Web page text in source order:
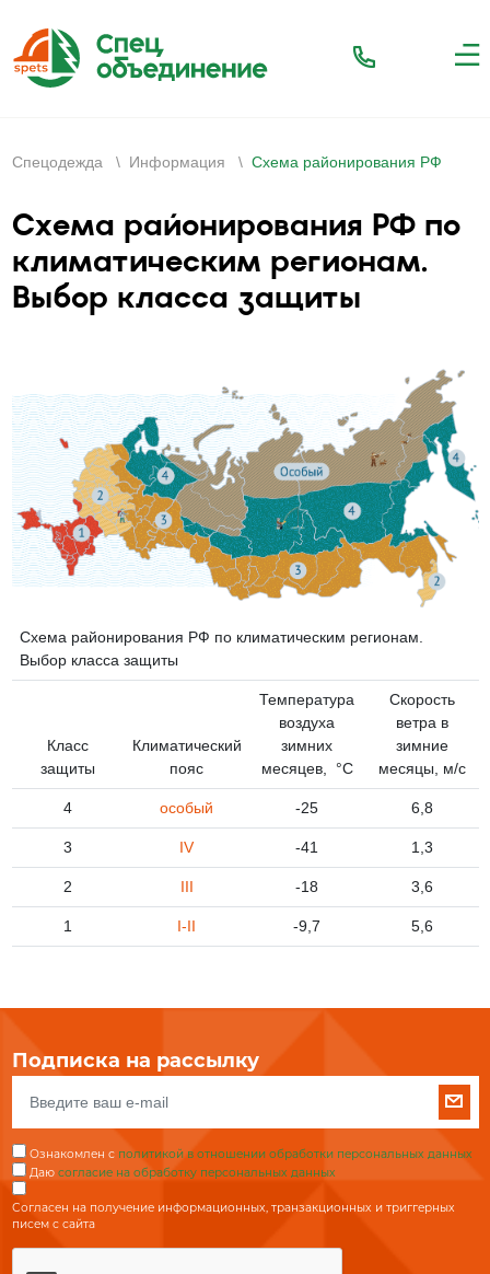
Спецодежда \ Информация \ Схема районирования РФ
Схема районирования РФ по
климатическим регионам.
Выбор класса защиты
Схема районирования РФ по климатическим регионам.
Выбор класса защиты
Класс
защиты
Климатический
пояс
Температура
воздуха
зимних
месяцев, °С
Скорость
ветра в
зимние
месяцы, м/с
4 особый -25 6,8
3 IV -41 1,3
2 III -18 3,6
1 I-II -9,7 5,6
Подписка на рассылку
Ознакомлен с политикой в отношении обработки персональных данных
Даю согласие на обработку персональных данных
Согласен на получение информационных, транзакционных и триггерных
писем с сайта